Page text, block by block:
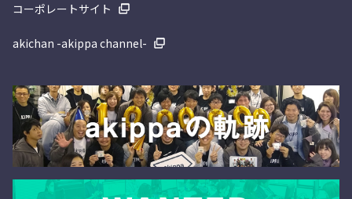
コーポレートサイト
akichan -akippa channel-